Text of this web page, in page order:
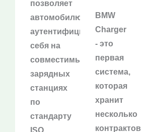
позволяет
автомобилю
аутентифицировать
себя на
совместимых
зарядных
станциях
по
стандарту
ISO
BMW
Charger
- это
первая
система,
которая
хранит
несколько
контрактов